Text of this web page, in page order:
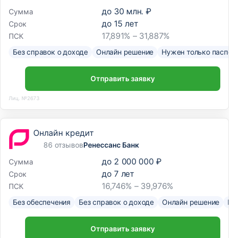
Сумма
до 30 млн. ₽
Срок до 15 лет
ПСК 17,891% – 31,887%
Без справок о доходе Онлайн решение Нужен только
Отправить заявку
Лиц. №2673
Онлайн кредит
86 отзывовРенессанс Банк
Сумма
до 2 000 000 ₽
Срок до7лет
ПСК 16,746% – 39,976%
Без обеспечения Без справок о доходе Онлайн решение
Отправить заявку